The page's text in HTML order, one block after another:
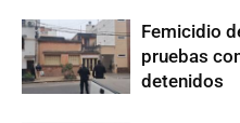
Femicidio
pruebas
detenidos